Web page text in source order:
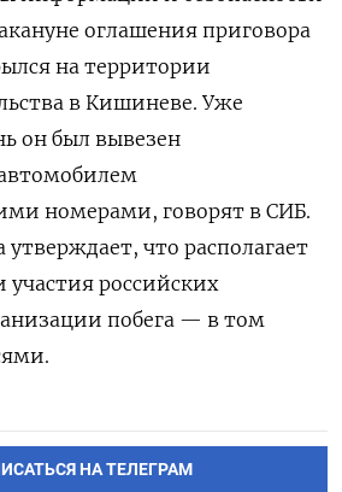
оглашения приговора
на территории
в Кишиневе. Уже
он был вывезен
номерами, говорят в СИБ.
что располагает
участия российских
побега — в том
НА ТЕЛЕГРАМ